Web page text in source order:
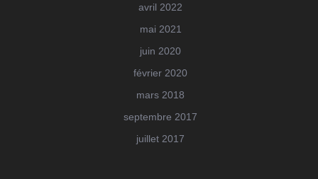
avril 2022
mai 2021
juin 2020
février 2020
mars 2018
septembre 2017
juillet 2017